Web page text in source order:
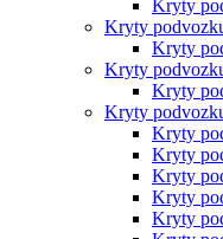
Kryty
Kryty
Kryty
Kryty
Kryty
Kryty
Kryty
Kryty
Kryty
Kryty
Kryty